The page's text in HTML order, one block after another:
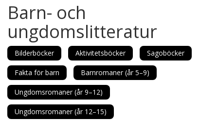
Barn- och
ungdomslitteratur
Bilderböcker Aktivitetsböcker Sagoböcker
Fakta för barn Barnromaner (år 5–9)
Ungdomsromaner (år 9–12)
Ungdomsromaner (år 12–15)